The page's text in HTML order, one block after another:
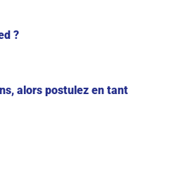
?
alors postulez en tant